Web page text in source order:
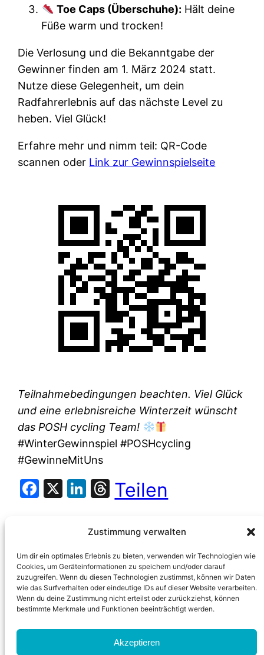
Zustimmung verwalten
Um dir ein optimales Erlebnis zu bieten, verwenden wir Technologien wie
Cookies, um Geräteinformationen zu speichern und/oder darauf
zuzugreifen. Wenn du diesen Technologien zustimmst, können wir Daten
wie das Surfverhalten oder eindeutige IDs auf dieser Website verarbeiten.
Wenn du deine Zustimmung nicht erteilst oder zurückziehst, können
bestimmte Merkmale und Funktionen beeinträchtigt werden.
Akzeptieren
Toe Caps (Überschuhe): Hält deine
Füße warm und trocken!
Die Verlosung und die Bekanntgabe der
Gewinner finden am 1. März 2024 statt.
Nutze diese Gelegenheit, um dein
Radfahrerlebnis auf das nächste Level zu
heben. Viel Glück!
Erfahre mehr und nimm teil: QR-Code
scannen oder Link zur Gewinnspielseite
Teilnahmebedingungen beachten. Viel Glück
und eine erlebnisreiche Winterzeit wünscht
das POSH cycling Team!
#WinterGewinnspiel #POSHcycling
#GewinneMitUns
Facebook
X LinkedIn
Threads
Teilen